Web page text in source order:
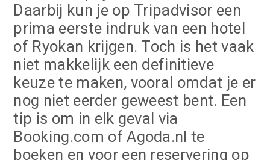
Daarbij kun je op Tripadvisor een
prima eerste indruk van een hotel
of Ryokan krijgen. Toch is het vaak
niet makkelijk een definitieve
keuze te maken, vooral omdat je er
nog niet eerder geweest bent. Een
tip is om in elk geval via
Booking.com of Agoda.nl te
boeken en voor een reservering op